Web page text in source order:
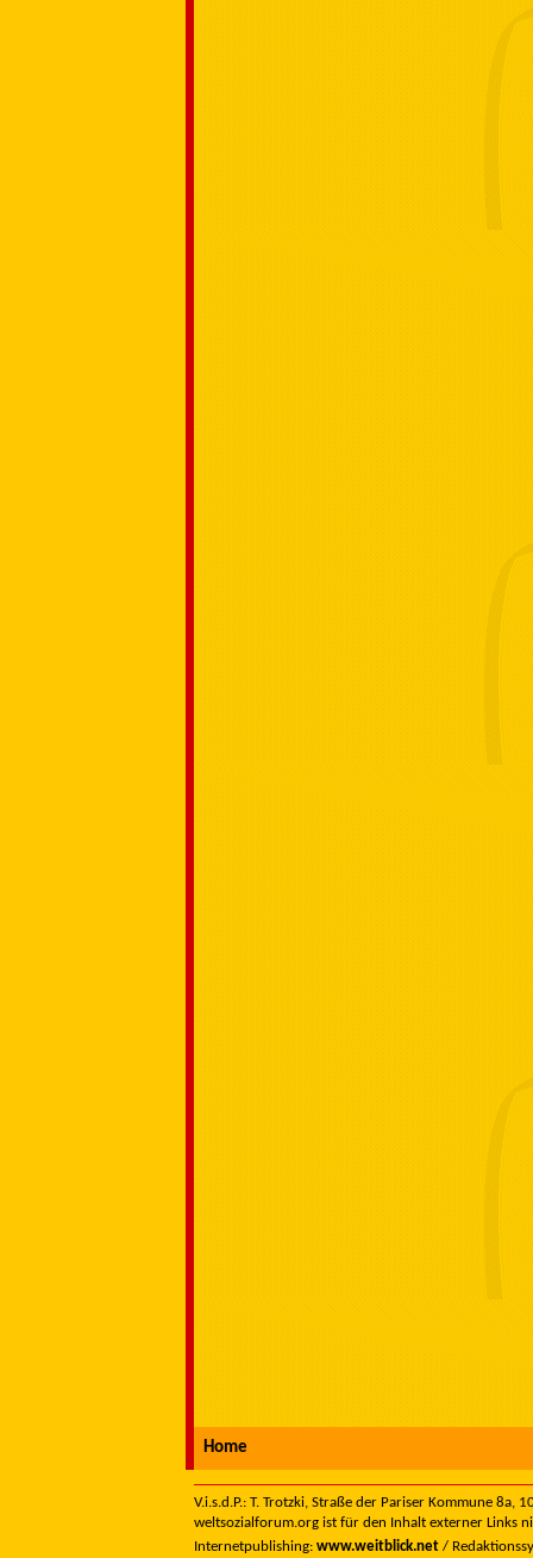
Home
V.i.s.d.P.: T. Trotzki, Straße der Pariser Kommune
weltsozialforum.org ist für den Inhalt externer Links
Internetpublishing: www.weitblick.net /